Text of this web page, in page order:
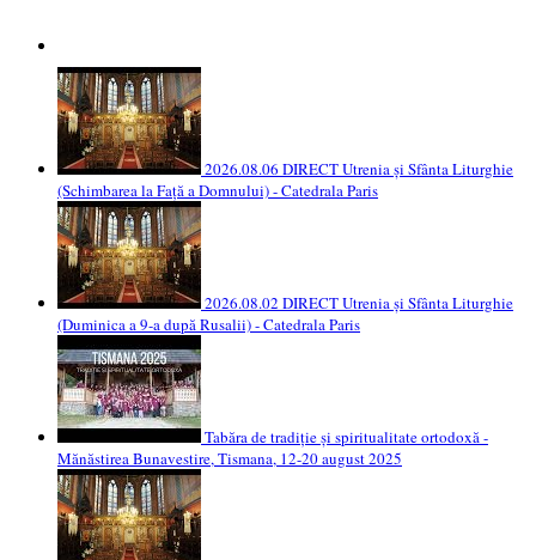
2026.08.06 DIRECT Utrenia și Sfânta Liturghie
(Schimbarea la Față a Domnului) - Catedrala Paris
2026.08.02 DIRECT Utrenia și Sfânta Liturghie
(Duminica a 9-a după Rusalii) - Catedrala Paris
Tabăra de tradiție și spiritualitate ortodoxă -
Mănăstirea Bunavestire, Tismana, 12-20 august 2025